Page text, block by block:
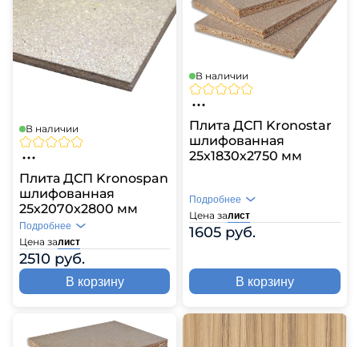
В наличии
Плита ДСП Kronospan
шлифованная
25х2070х2800 мм
Цена залист
2510 руб.
Подробнее
В корзину
В наличии
Плита ДСП Kronostar
шлифованная
25х1830х2750 мм
Цена залист
1605 руб.
Подробнее
В корзину